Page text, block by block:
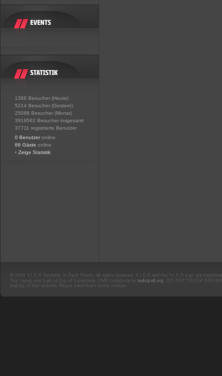
1386 Besucher (Heute)
5214 Besucher (Gestern)
25088 Besucher (Monat)
3919562 Besucher insgesamt
37711 registrierte Benutzer
0 Benutzer online
66 Gäste online
• Zeige Statistik